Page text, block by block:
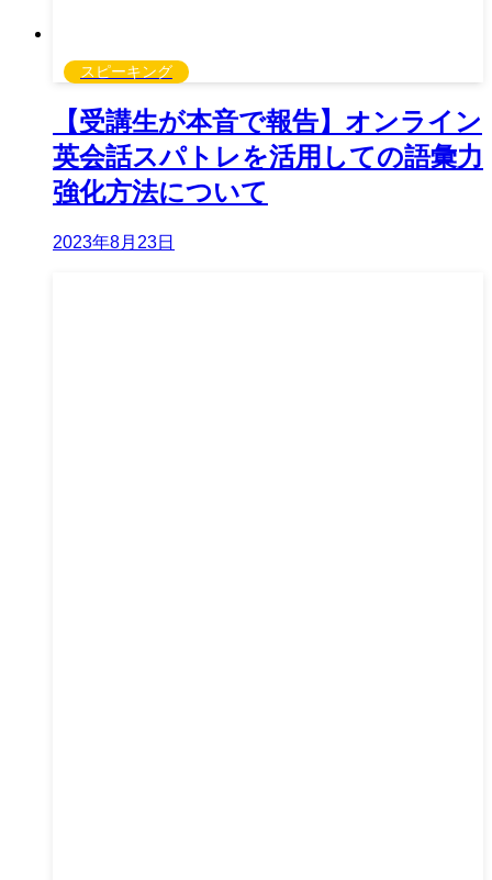
スピーキング
【受講生が本音で報告】オンライン
英会話スパトレを活用しての語彙力
強化方法について
2023年8月23日